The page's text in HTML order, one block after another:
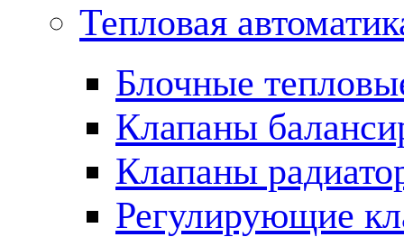
Тепловая
Блочные
Клапаны
Клапаны
Регулирующие